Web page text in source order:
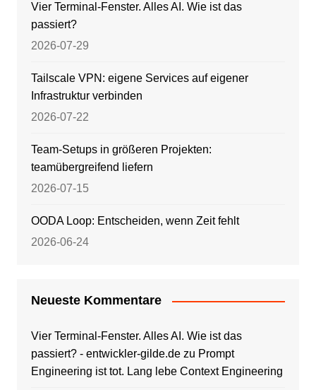
Vier Terminal-Fenster. Alles AI. Wie ist das
passiert?
2026-07-29
Tailscale VPN: eigene Services auf eigener
Infrastruktur verbinden
2026-07-22
Team-Setups in größeren Projekten:
teamübergreifend liefern
2026-07-15
OODA Loop: Entscheiden, wenn Zeit fehlt
2026-06-24
Neueste Kommentare
Vier Terminal-Fenster. Alles AI. Wie ist das
passiert? - entwickler-gilde.dezu Prompt
Engineering ist tot. Lang lebe Context Engineering